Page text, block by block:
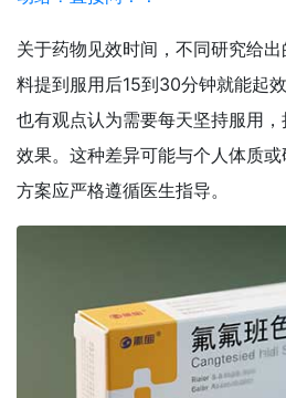
关于药物见效时间，不同研究给
料提到服用后15到30分钟就能起
也有观点认为需要每天坚持服用
效果。这种差异可能与个人体质
方案应严格遵循医生指导。